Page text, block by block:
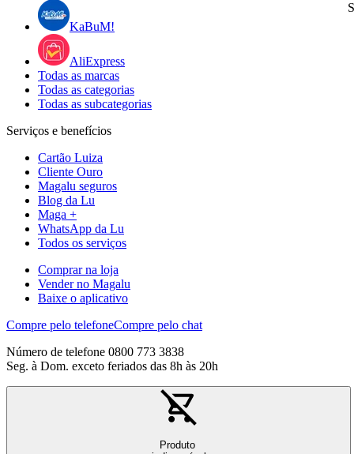
KaBuM!
AliExpress
Todas as marcas
Todas as categorias
Todas as subcategorias
Serviços e benefícios
Cartão Luiza
Cliente Ouro
Magalu seguros
Blog da Lu
Maga +
WhatsApp da Lu
Todos os serviços
Comprar na loja
Vender no Magalu
Baixe o aplicativo
Compre pelo telefoneCompre pelo chat
Número de telefone 0800 773 3838
Seg. à Dom. exceto feriados das 8h às 20h
Produto